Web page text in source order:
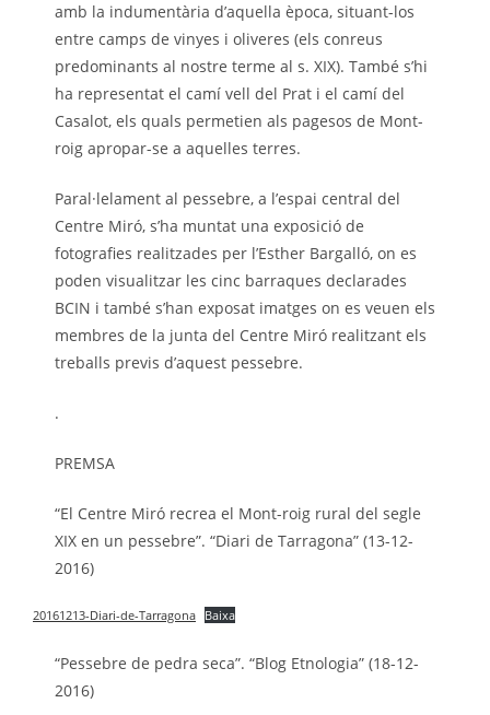
amb la indumentària d’aquella època, situant-los
entre camps de vinyes i oliveres (els conreus
predominants al nostre terme al s. XIX). També s’hi
ha representat el camí vell del Prat i el camí del
Casalot, els quals permetien als pagesos de Mont-
roig apropar-se a aquelles terres.
Paral·lelament al pessebre, a l’espai central del
Centre Miró, s’ha muntat una exposició de
fotografies realitzades per l’Esther Bargalló, on es
poden visualitzar les cinc barraques declarades
BCIN i també s’han exposat imatges on es veuen els
membres de la junta del Centre Miró realitzant els
treballs previs d’aquest pessebre.
.
PREMSA
“El Centre Miró recrea el Mont-roig rural del segle
XIX en un pessebre”. “Diari de Tarragona” (13-12-
2016)
20161213-Diari-de-Tarragona Baixa
“Pessebre de pedra seca”. “Blog Etnologia” (18-12-
2016)